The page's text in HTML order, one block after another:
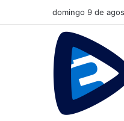
domingo 9 de